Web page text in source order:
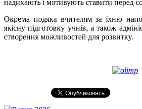
надихають і мотивують ставити перед
Окрема подяка вчителям за їхню
якісну підготовку учнів, а також
створення можливостей для розвитку.